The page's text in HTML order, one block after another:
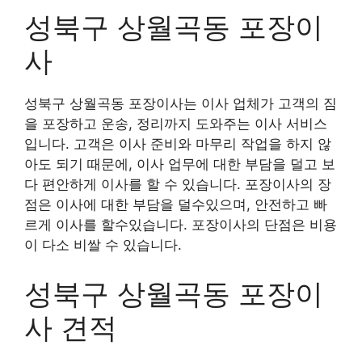
성북구 상월곡동 포장이
사
성북구 상월곡동 포장이사는 이사 업체가 고객의 짐
을 포장하고 운송, 정리까지 도와주는 이사 서비스
입니다. 고객은 이사 준비와 마무리 작업을 하지 않
아도 되기 때문에, 이사 업무에 대한 부담을 덜고 보
다 편안하게 이사를 할 수 있습니다. 포장이사의 장
점은 이사에 대한 부담을 덜수있으며, 안전하고 빠
르게 이사를 할수있습니다. 포장이사의 단점은 비용
이 다소 비쌀 수 있습니다.
성북구 상월곡동 포장이
사 견적